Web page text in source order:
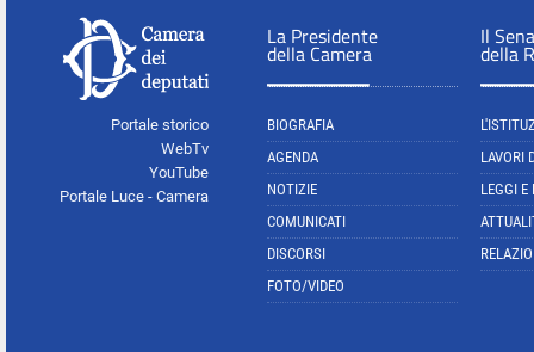
Portale storico
WebTv
YouTube
Portale Luce - Camera
La Presidente
della Camera
BIOGRAFIA
AGENDA
NOTIZIE
COMUNICATI
DISCORSI
FOTO/VIDEO
Il
della
LAVORI
LEGGI E